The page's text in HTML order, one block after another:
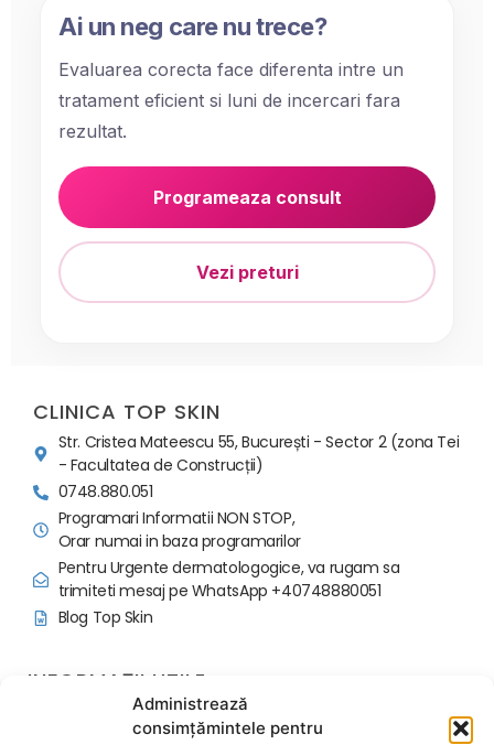
Administrează
consimțămintele pentru
Ai un neg care nu trece?
Evaluarea corecta face diferenta intre un
tratament eficient si luni de incercari fara
rezultat.
Programeaza consult
Vezi preturi
CLINICA TOP SKIN
Str. Cristea Mateescu 55, București - Sector 2 (zona Tei
- Facultatea de Construcții)
0748.880.051
Programari Informatii NON STOP,
Orar numai in baza programarilor
Pentru Urgente dermatologogice, va rugam sa
trimiteti mesaj pe WhatsApp +40748880051
Blog Top Skin
INFORMAȚII UTILE
Politica programari si avans
Regulament Ordine Interioara